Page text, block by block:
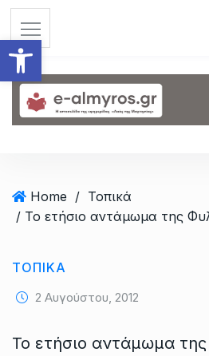
Ανοίξτε τη
Home / Τοπικά
/ Το ετήσιο αντάμωμα της
ΤΟΠΙΚΆ
2 Αυγούστου, 2012
Το ετήσιο αντάμωμα